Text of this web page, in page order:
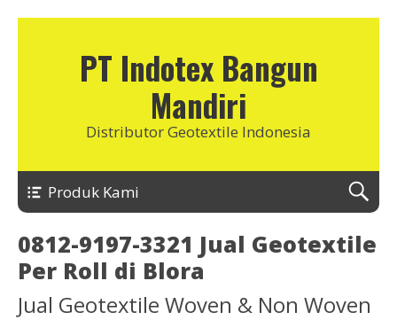
PT Indotex Bangun
Mandiri
Distributor Geotextile Indonesia
Produk Kami
0812-9197-3321 Jual Geotextile
Per Roll di Blora
Jual Geotextile Woven & Non Woven